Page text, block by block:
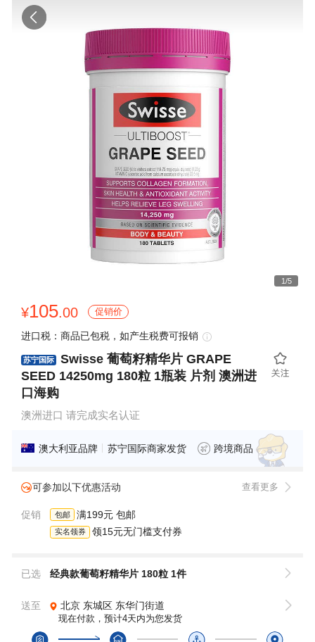
1/5
¥105.00 促销价
进口税：商品已包税，如产生税费可报销
苏宁国际
Swisse 葡萄籽精华片 GRAPE
SEED 14250mg 180粒 1瓶装 片剂 澳洲进
口海购
澳洲进口 请完成实名认证
澳大利亚品牌 苏宁国际商家发货 跨境商品
可参加以下优惠活动 查看更多
促销 包邮 满199元 包邮
实名领券 领15元无门槛支付券
已选 经典款葡萄籽精华片 180粒 1件
送至 北京 东城区 东华门街道
现在付款，预计4天内为您发货